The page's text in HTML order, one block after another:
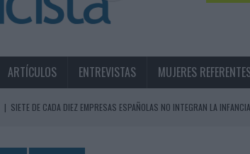
ARTÍCULOS ENTREVISTAS MUJERES
| SIETE DE CADA DIEZ EMPRESAS ESPAÑOLAS NO INTEGRAN LA